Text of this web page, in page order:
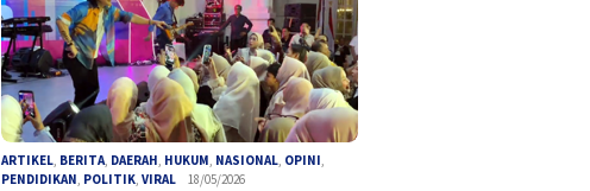
SK Tanpa Prosedur, Mantan
Bupati Bengkulu Utara Jadi
Tersangka Korupsi Tambang
Koperasi Hadir di Bumi Ayu 8:
Warga RW 06 Mantapkan
Langkah Menuju Ekonomi
Mandiri
ARTIKEL BERITA DAERAH HUKUM NASIONAL OPINI
PENDIDIKAN POLITIK ,VIRAL 18/05/2026